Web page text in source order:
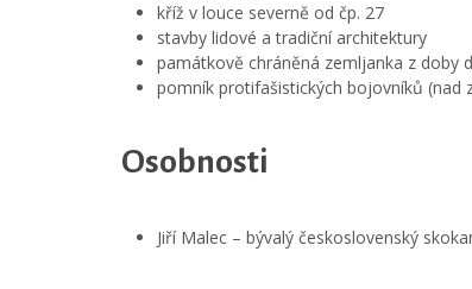
kříž v louce severně od čp. 27
stavby lidové a tradiční architektury
památkově chráněná zemljanka z doby
pomník protifašistických bojovníků (nad
Osobnosti
Jiří Malec – bývalý československý